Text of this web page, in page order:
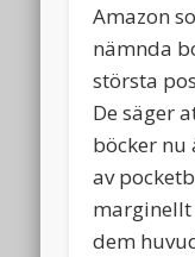
Amazon
nämnda
största
De säger
böcker nu
av
dem